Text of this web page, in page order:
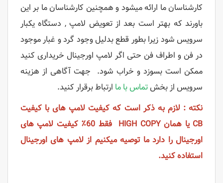
کارشناسان ما ارائه میشود و همچنین کارشناسان ما بر این
باورند که بهتر است بعد از تعویض لامپ , دستگاه یکبار
سرویس شود زیرا بطور قطع بدلیل وجود گرد و غبار موجود
در فن و اطراف فن حتی اگر لامپ اورجینال خریداری کنید
ممکن است بسوزد و خراب شود. جهت آگاهی از هزینه
سرویس از بخشتماس با ما ارتباط برقرار کنید.
نکته : لازم به ذکر است که کیفیت لامپ های با کیفیت
CB یا همان HIGH COPY فقط 60٪ کیفیت لامپ های
اورجینال را دارد ما توصیه میکنیم از لامپ های اورجینال
استفاده کنید.